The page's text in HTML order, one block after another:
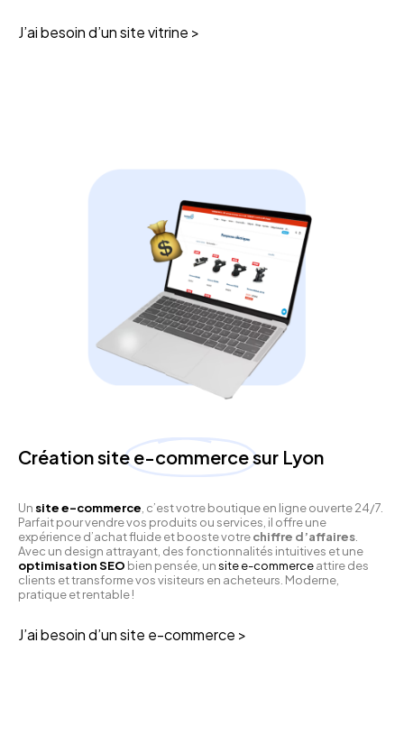
J’ai besoin d’un site vitrine >
Création site e-commercesur Lyon
Un site e-commerce, c’est votre boutique en ligne ouverte 24/7.
Parfait pour vendre vos produits ou services, il offre une
expérience d’achat fluide et booste votrechiffre d’affaires.
Avec un design attrayant, des fonctionnalités intuitives et une
optimisation SEO bien pensée, unsite e-commerceattire des
clients et transforme vos visiteurs en acheteurs. Moderne,
pratique et rentable !
J’ai besoin d’un site e-commerce >